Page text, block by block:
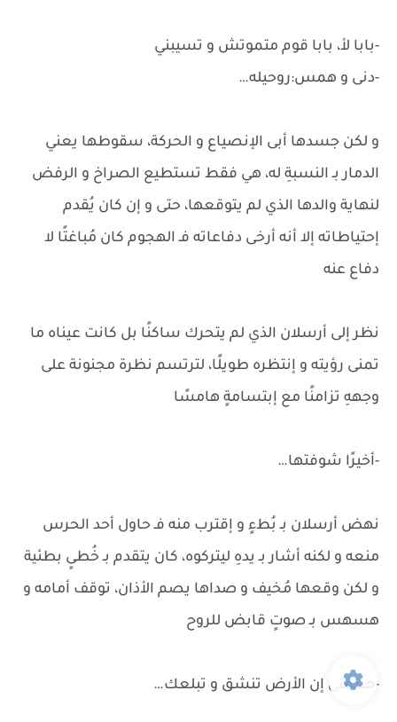
-بابا لأ، بابا قوم متموتش و تسيبني
-دنى و همس:روحيله…
و لكن جسدها أبى الإنصياع و الحركة، سقوطها يعني
الدمار بـ النسبةِ له، هي فقط تستطيع الصراخ و الرفض
لنهاية والدها الذي لم يتوقعها، حتى و إن كان يُقدم
إحتياطاته إلا أنه أرخى دفاعاته فـ الهجوم كان مُباغتًا لا
دفاع عنه
نظر إلى أرسلان الذي لم يتحرك ساكنًا بل كانت عيناه ما
تمنى رؤيته و إنتظره طويلًا، لترتسم نظرة مجنونة على
وجههِ تزامنًا مع إبتسامةٍ هامسًا
-أخيرًا شوفتها…
نهض أرسلان بـ بُطءٍ و إقترب منه فـ حاول أحد الحرس
منعه و لكنه أشار بـ يدهِ ليتركوه، كان يتقدم بـ خُطىٍ بطئية
و لكن وقعها مُخيف و صداها يصم الأذان، توقف أمامه و
هسهس بـ صوتٍ قابض للروح
-هتتمنى إن الأرض تنشق و تبلعك…